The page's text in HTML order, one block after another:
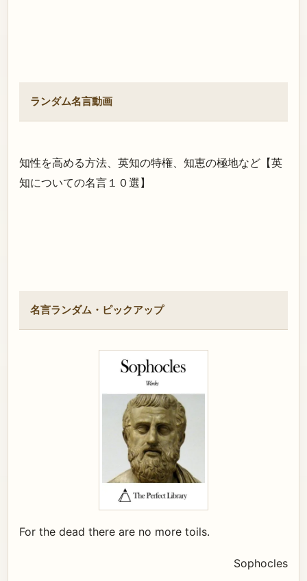
ランダム名言動画
知性を高める方法、英知の特権、知恵の極地など【英
知についての名言１０選】
名言ランダム・ピックアップ
For the dead there are no more toils.
Sophocles